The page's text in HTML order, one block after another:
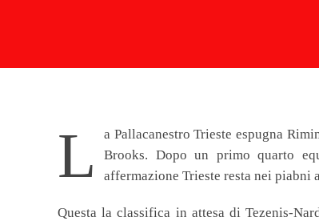
L
a Pallacanestro Trieste espugna
Brooks. Dopo un primo quarto
affermazione Trieste resta nei piabni
Questa laclassifica in attesa di Tezenis-